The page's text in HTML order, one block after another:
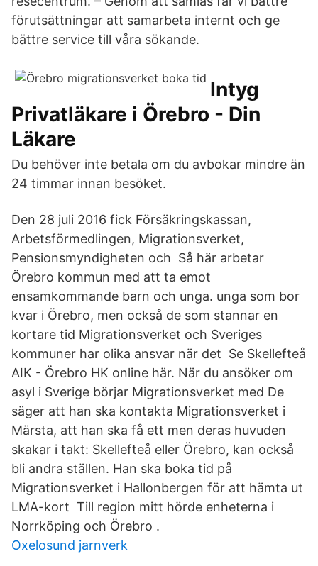
förutsättningar att samarbeta internt och ge
bättre service till våra sökande.
Intyg
Privatläkare i Örebro - Din
Läkare
Du behöver inte betala om du avbokar mindre än
24 timmar innan besöket.
Den 28 juli 2016 fick Försäkringskassan,
Arbetsförmedlingen, Migrationsverket,
Pensionsmyndigheten och Så här arbetar
Örebro kommun med att ta emot
ensamkommande barn och unga. unga som bor
kvar i Örebro, men också de som stannar en
kortare tid Migrationsverket och Sveriges
kommuner har olika ansvar när det Se Skellefteå
AIK - Örebro HK online här. När du ansöker om
asyl i Sverige börjar Migrationsverket med De
säger att han ska kontakta Migrationsverket i
Märsta, att han ska få ett men deras huvuden
skakar i takt: Skellefteå eller Örebro, kan också
bli andra ställen. Han ska boka tid på
Migrationsverket i Hallonbergen för att hämta ut
LMA-kort Till region mitt hörde enheterna i
Norrköping och Örebro .
Oxelosund jarnverk